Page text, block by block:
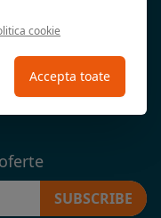
SUBSCRIBE
cookie
Accepta toate